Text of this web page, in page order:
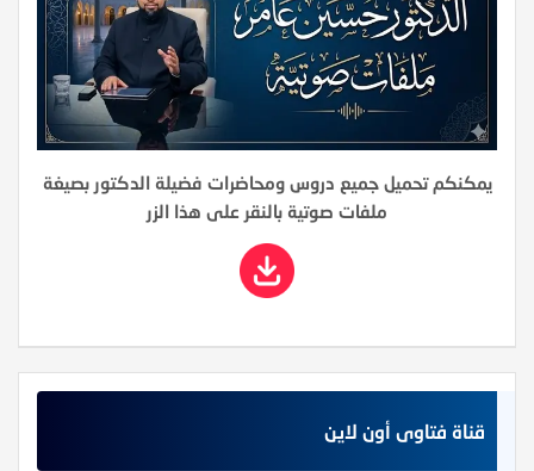
يمكنكم تحميل جميع دروس ومحاضرات فضيلة الدكتور بصيغة
ملفات صوتية بالنقر على هذا الزر
قناة فتاوى أون لاين